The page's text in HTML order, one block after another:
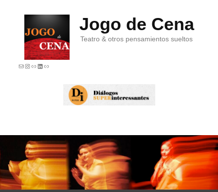
Jogo de Cena
Teatro & otros pensamientos sueltos
E-mailInstagram
LinkLinkedIn
Link